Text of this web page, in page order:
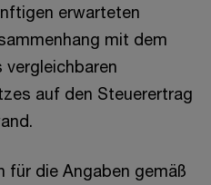
erwarteten
mit dem
vergleichbaren
auf den Steuerertrag
für die Angaben gemäß